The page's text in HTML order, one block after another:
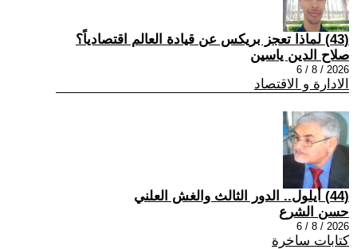
(43) لماذا تعجز بريكس عن قيادة العالم اقتصادياً؟
صلاح الدين ياسين
2026 / 8 / 6
الادارة و الاقتصاد
(44) أيلول.. الدور الثالث والغش العلني
حسن الشرع
2026 / 8 / 6
كتابات ساخرة